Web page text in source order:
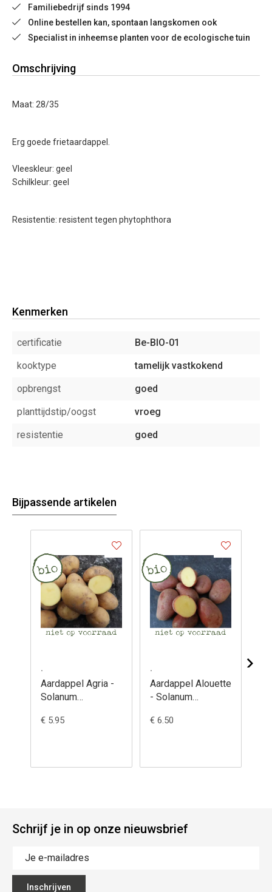
Familiebedrijf sinds 1994
Online bestellen kan, spontaan langskomen ook
Specialist in inheemse planten voor de ecologische tuin
Omschrijving
Maat: 28/35
Erg goede frietaardappel.
Vleeskleur: geel
Schilkleur: geel
Resistentie: resistent tegen phytophthora
Kenmerken
certificatie
Be-BIO-01
kooktype
tamelijk vastkokend
opbrengst
goed
planttijdstip/oogst
vroeg
resistentie
goed
Bijpassende artikelen
.
Aardappel Agria -
Solanum
€ 5.95
.
Aardappel Alouette
- Solanum
€ 6.50
Schrijf je in op onze nieuwsbrief
Inschrijven